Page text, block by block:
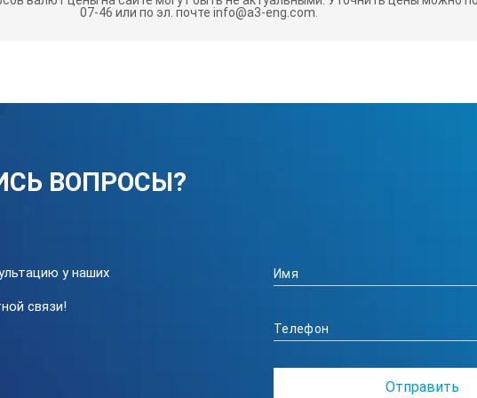
есть
20
до 5000 измерений
07-46 или по эл. почте info@a3-eng.com.
ВОПРОСЫ?
у наших
связи!